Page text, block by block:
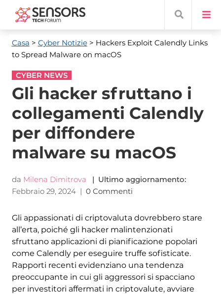
Casa > Cyber ​​Notizie > Hackers Exploit Calendly Links
to Spread Malware on macOS
CYBER NEWS
Gli hacker sfruttano i
collegamenti Calendly
per diffondere
malware su macOS
da Milena Dimitrova
| Ultimo aggiornamento:
Febbraio 29, 2024| 0 Commenti
Gli appassionati di criptovaluta dovrebbero stare
all’erta, poiché gli hacker malintenzionati
sfruttano applicazioni di pianificazione popolari
come Calendly per eseguire truffe sofisticate.
Rapporti recenti evidenziano una tendenza
preoccupante in cui gli aggressori si spacciano
per investitori affermati in criptovalute, avviare